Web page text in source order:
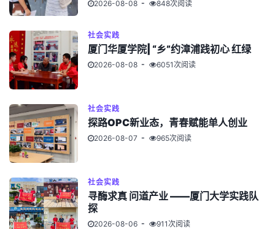
2026-08-08 848次阅读
社会实践
厦门华厦学院| “乡”约漳浦践初心 红绿
2026-08-08 6051次阅读
社会实践
探路OPC新业态，青春赋能单人创业
2026-08-07 965次阅读
社会实践
寻酶求真 问道产业 ——厦门大学实践队
探
2026-08-06 911次阅读